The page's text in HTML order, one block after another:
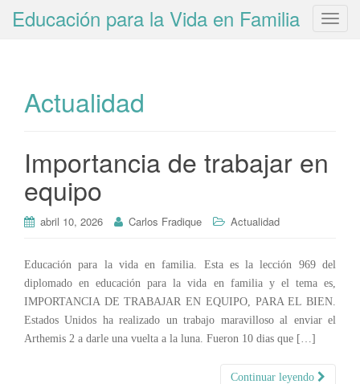
T
i
o
n
Educación para la Vida en Familia
Actualidad
Importancia de trabajar en
equipo
abril 10, 2026 Carlos Fradique Actualidad
Educación para la vida en familia. Esta es la lección 969 del
diplomado en educación para la vida en familia y el tema es,
IMPORTANCIA DE TRABAJAR EN EQUIPO, PARA EL BIEN.
Estados Unidos ha realizado un trabajo maravilloso al enviar el
Arthemis 2 a darle una vuelta a la luna. Fueron 10 dias que […]
Continuar leyendo